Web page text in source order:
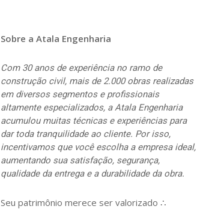
Sobre a Atala Engenharia
Com 30 anos de experiência no ramo de
construção civil, mais de 2.000 obras realizadas
em diversos segmentos e profissionais
altamente especializados, a Atala Engenharia
acumulou muitas técnicas e experiências para
dar toda tranquilidade ao cliente. Por isso,
incentivamos que você escolha a empresa ideal,
aumentando sua satisfação, segurança,
qualidade da entrega e a durabilidade da obra.
Seu patrimônio merece ser valorizado ∴